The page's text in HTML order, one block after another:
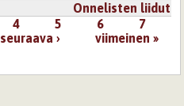
Onnelisten liidut
4 5 6
7
seuraava › viimeinen »